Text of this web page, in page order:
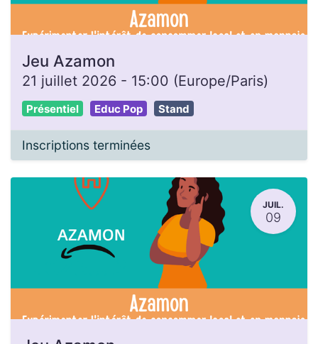
Jeu Azamon
21 juillet 2026 - 15:00 (Europe/Paris)
Présentiel Educ Pop Stand
Inscriptions terminées
JUIL.
09